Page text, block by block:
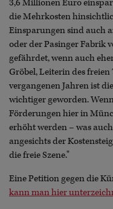
3,6 Millionen Euro
die Mehrkosten
Einsparungen sind auch
oder der Pasinger Fabrik
gefährdet, wenn auch
Gröbel, Leiterin des
vergangenen Jahren ist
wichtiger geworden.
Förderungen hier in
erhöht werden – was
angesichts der
die freie Szene."
Eine Petition gegen die
kann man hier